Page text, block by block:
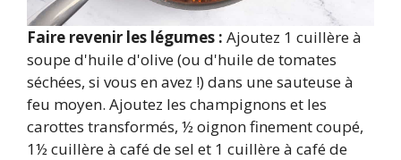
Faire revenir les légumes : Ajoutez 1 cuillère à
soupe d'huile d'olive (ou d'huile de tomates
séchées, si vous en avez !) dans une sauteuse à
feu moyen. Ajoutez les champignons et les
carottes transformés, ½ oignon finement coupé,
1½ cuillère à café de sel et 1 cuillère à café de